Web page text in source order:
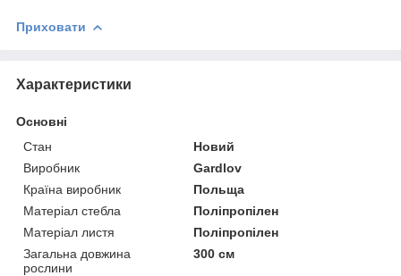
Приховати
Характеристики
Основні
Стан
Новий
Виробник
Gardlov
Країна виробник
Польща
Матеріал стебла
Поліпропілен
Матеріал листя
Поліпропілен
Загальна довжина
рослини
300 см